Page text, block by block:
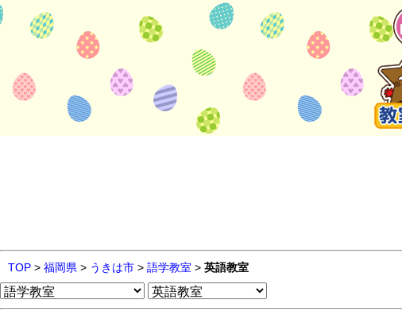
TOP > 福岡県 > うきは市 > 語学教室 > 英語教室